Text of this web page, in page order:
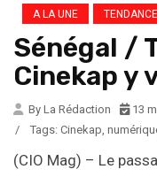
A LA UNE TENDANCE
Sénégal /
Cinekap y
By La Rédaction
13
/
Tags: Cinekap,
(CIO Mag) – Le